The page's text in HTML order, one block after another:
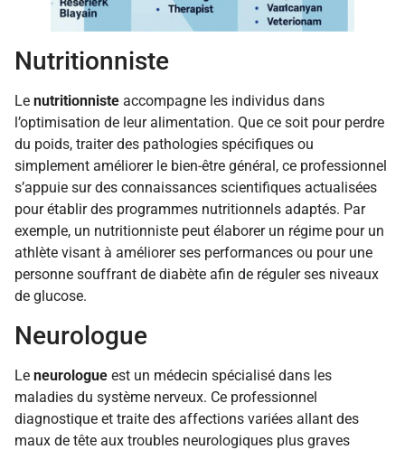
Nutritionniste
Le nutritionniste accompagne les individus dans
l’optimisation de leur alimentation. Que ce soit pour perdre
du poids, traiter des pathologies spécifiques ou
simplement améliorer le bien-être général, ce professionnel
s’appuie sur des connaissances scientifiques actualisées
pour établir des programmes nutritionnels adaptés. Par
exemple, un nutritionniste peut élaborer un régime pour un
athlète visant à améliorer ses performances ou pour une
personne souffrant de diabète afin de réguler ses niveaux
de glucose.
Neurologue
Le neurologue est un médecin spécialisé dans les
maladies du système nerveux. Ce professionnel
diagnostique et traite des affections variées allant des
maux de tête aux troubles neurologiques plus graves